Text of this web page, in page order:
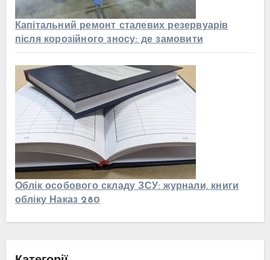
Капітальний ремонт сталевих резервуарів
після корозійного зносу: де замовити
Облік особового складу ЗСУ: журнали, книги
обліку Наказ 280